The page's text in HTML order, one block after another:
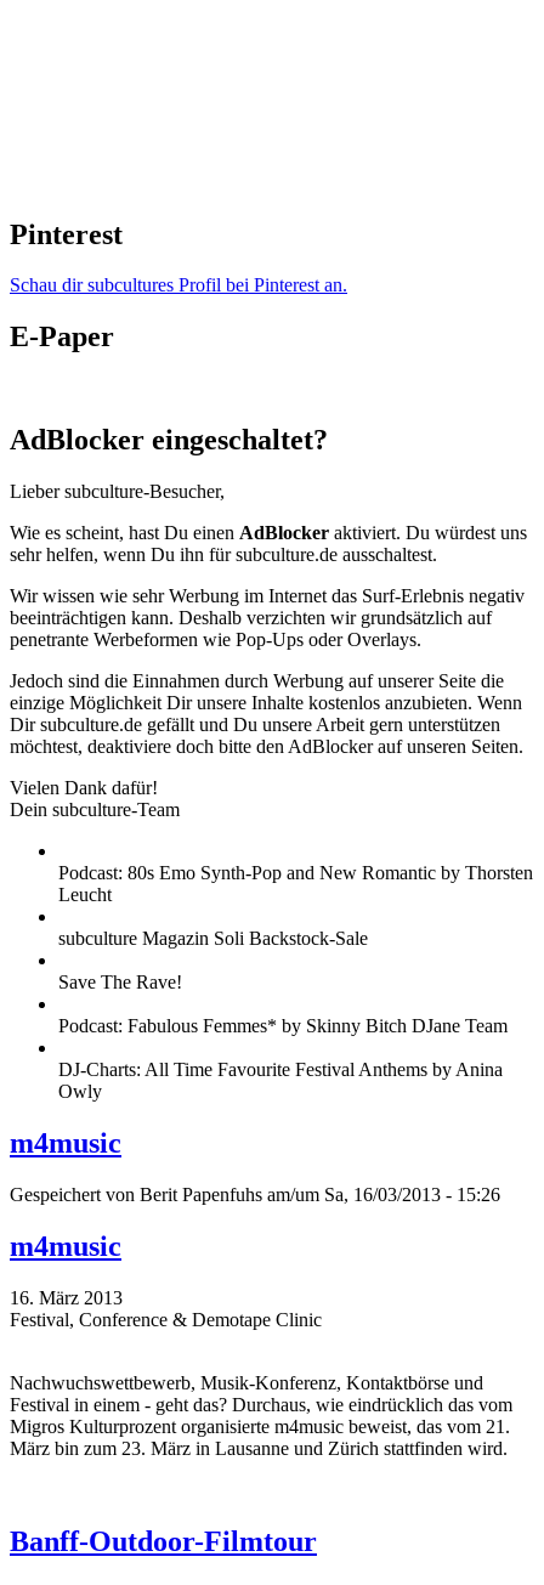
Pinterest
Schau dir subcultures Profil bei Pinterest an.
E-Paper
AdBlocker eingeschaltet?
Lieber subculture-Besucher,
Wie es scheint, hast Du einen AdBlocker aktiviert. Du würdest uns
sehr helfen, wenn Du ihn für subculture.de ausschaltest.
Wir wissen wie sehr Werbung im Internet das Surf-Erlebnis negativ
beeinträchtigen kann. Deshalb verzichten wir grundsätzlich auf
penetrante Werbeformen wie Pop-Ups oder Overlays.
Jedoch sind die Einnahmen durch Werbung auf unserer Seite die
einzige Möglichkeit Dir unsere Inhalte kostenlos anzubieten. Wenn
Dir subculture.de gefällt und Du unsere Arbeit gern unterstützen
möchtest, deaktiviere doch bitte den AdBlocker auf unseren Seiten.
Vielen Dank dafür!
Dein subculture-Team
Podcast: 80s Emo Synth-Pop and New Romantic by Thorsten
Leucht
subculture Magazin Soli Backstock-Sale
Save The Rave!
Podcast: Fabulous Femmes* by Skinny Bitch DJane Team
DJ-Charts: All Time Favourite Festival Anthems by Anina
Owly
m4music
Gespeichert von Berit Papenfuhs am/um Sa, 16/03/2013 - 15:26
m4music
16. März 2013
Festival, Conference & Demotape Clinic
Nachwuchswettbewerb, Musik-Konferenz, Kontaktbörse und
Festival in einem - geht das? Durchaus, wie eindrücklich das vom
Migros Kulturprozent organisierte m4music beweist, das vom 21.
März bin zum 23. März in Lausanne und Zürich stattfinden wird.
Banff-Outdoor-Filmtour